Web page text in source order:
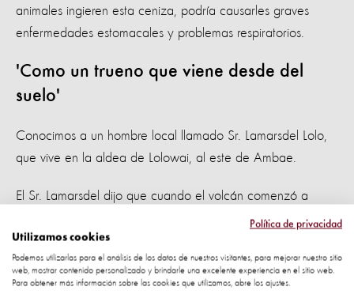
animales ingieren esta ceniza, podría causarles graves
enfermedades estomacales y problemas respiratorios.
'Como un trueno que viene desde del
suelo'
Conocimos a un hombre local llamado Sr. Lamarsdel Lolo,
que vive en la aldea de Lolowai, al este de Ambae.
El Sr. Lamarsdel dijo que cuando el volcán comenzó a
hacer erupción por primera vez en septiembre, nunca antes
había escuchado algo así. Su amigo el Sr. Ambrose Garae
lo describió como un 'trueno, pero viniendo desde del
suelo'.
Política de privacidad
Utilizamos cookies
Podemos utilizarlas para el análisis de los datos de nuestros visitantes, para mejorar nuestro sitio
web, mostrar contenido personalizado y brindarle una excelente experiencia en el sitio web.
Para obtener más información sobre las cookies que utilizamos, abre los ajustes.